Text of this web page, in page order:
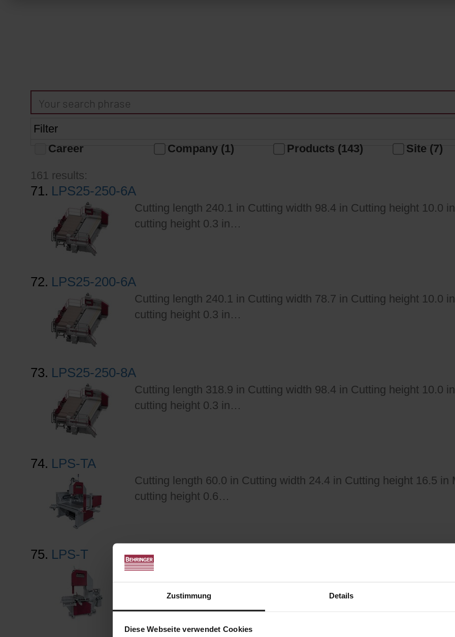
Zustimmung Details
Diese Webseite verwendet Cookies
Filter
Career
Company (1) Products (143) Site (7)
161 results:
71. LPS25-250-6A
Cutting length 240.1 in Cutting width 98.4 in Cutting height 10.0
cutting height 0.3 in…
72. LPS25-200-6A
Cutting length 240.1 in Cutting width 78.7 in Cutting height 10.0
cutting height 0.3 in…
73. LPS25-250-8A
Cutting length 318.9 in Cutting width 98.4 in Cutting height 10.0
cutting height 0.3 in…
74. LPS-TA
Cutting length 60.0 in Cutting width 24.4 in Cutting height 16.5
cutting height 0.6…
75. LPS-T
Cutting length 50.0 in Cutting width 24.4 in Cutting height 23.6